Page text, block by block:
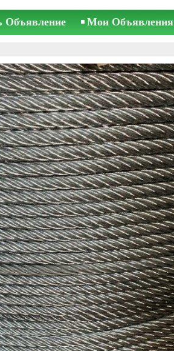
Объявление Мои Объявления